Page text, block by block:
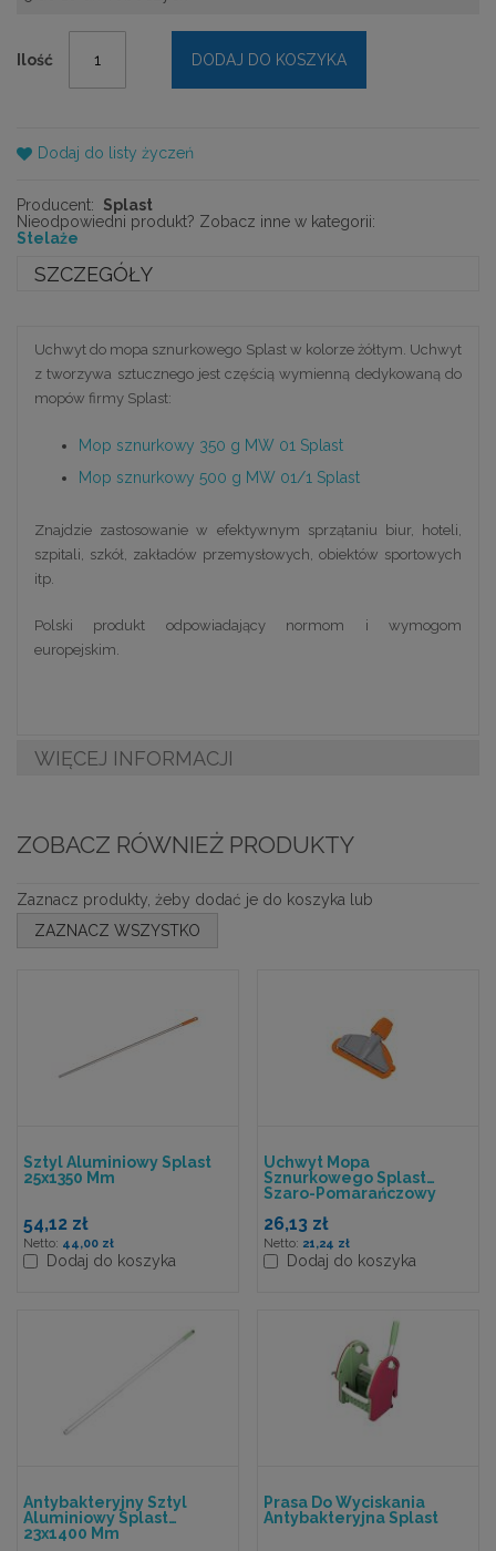
Ilość DODAJ DO KOSZYKA
Dodaj do listy życzeń
Producent:
Splast
Nieodpowiedni produkt? Zobacz inne w kategorii:
Stelaże
SZCZEGÓŁY
Uchwyt do mopa sznurkowego Splast w kolorze żółtym. Uchwyt
z tworzywa sztucznego jest częścią wymienną dedykowaną do
mopów firmy Splast:
Mop sznurkowy 350 g MW 01 Splast
Mop sznurkowy 500 g MW 01/1 Splast
Znajdzie zastosowanie w efektywnym sprzątaniu biur, hoteli,
szpitali, szkół, zakładów przemysłowych, obiektów sportowych
itp.
Polski produkt odpowiadający normom i wymogom
europejskim.
WIĘCEJ INFORMACJI
ZOBACZ RÓWNIEŻ PRODUKTY
Zaznacz produkty, żeby dodać je do koszyka lub
ZAZNACZ WSZYSTKO
Sztyl Aluminiowy Splast
25x1350 Mm
54,12 zł
44,00 zł
Dodaj do koszyka
Uchwyt Mopa
Sznurkowego Splast
Szaro-Pomarańczowy
26,13 zł
21,24 zł
Dodaj do koszyka
Antybakteryjny Sztyl
Aluminiowy Splast
23x1400 Mm
Prasa Do Wyciskania
Antybakteryjna Splast